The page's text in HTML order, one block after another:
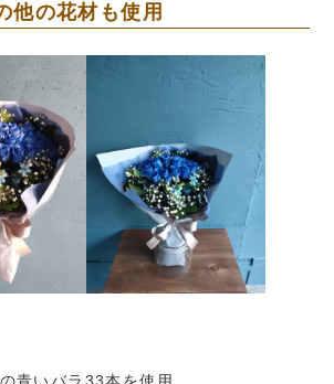
他の花材も使用
青いバラ33本を使用